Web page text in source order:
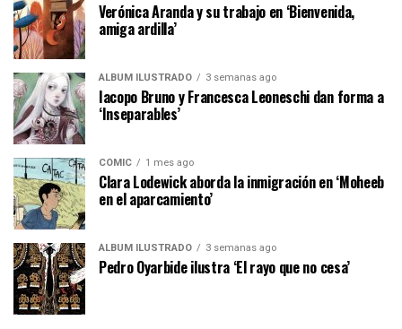
Verónica Aranda y su trabajo en ‘Bienvenida,
amiga ardilla’
ÁLBUM ILUSTRADO 3 semanas ago
Iacopo Bruno y Francesca Leoneschi dan forma a
‘Inseparables’
CÓMIC 1 mes ago
Clara Lodewick aborda la inmigración en ‘Moheeb
en el aparcamiento’
ÁLBUM ILUSTRADO 3 semanas ago
Pedro Oyarbide ilustra ‘El rayo que no cesa’